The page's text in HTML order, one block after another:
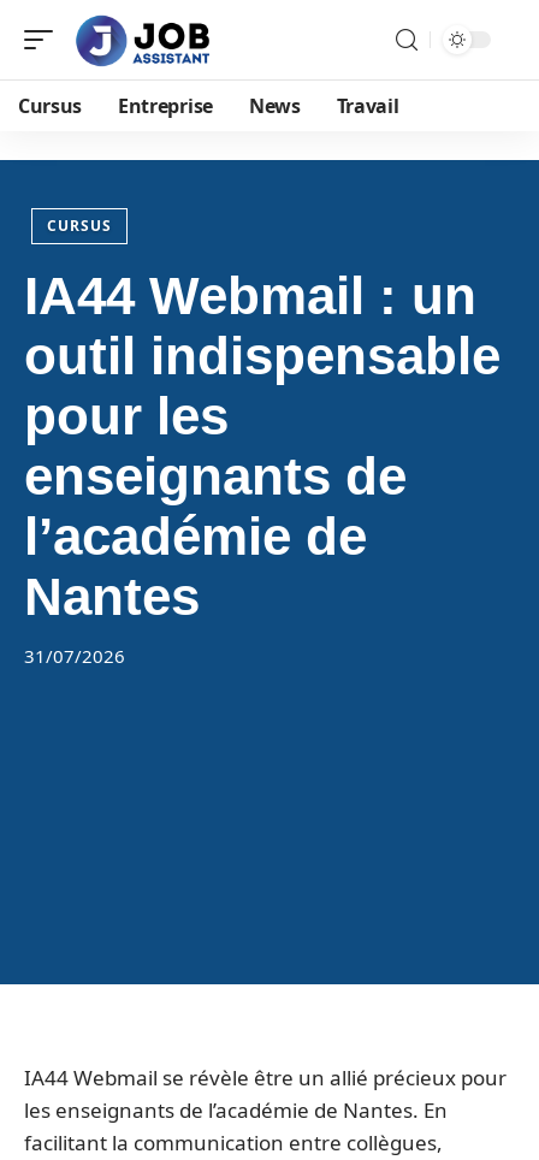
Cursus Entreprise News Travail
CURSUS
IA44 Webmail : un
outil indispensable
pour les
enseignants de
l’académie de
Nantes
31/07/2026
IA44 Webmail se révèle être un allié précieux pour
les enseignants de l’académie de Nantes. En
facilitant la communication entre collègues,